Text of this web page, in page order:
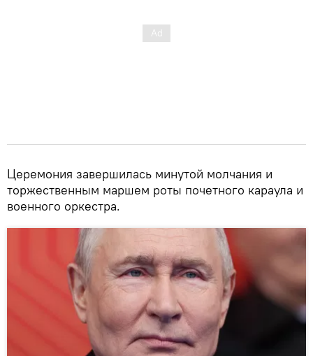
Церемония завершилась минутой молчания и
торжественным маршем роты почетного караула и
военного оркестра.